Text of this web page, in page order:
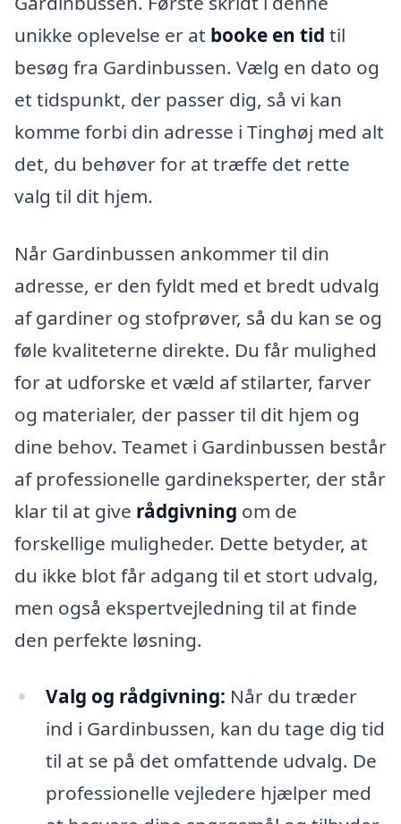
unikke oplevelse er at booke en tid til
besøg fra Gardinbussen. Vælg en dato og
et tidspunkt, der passer dig, så vi kan
komme forbi din adresse i Tinghøj med alt
det, du behøver for at træffe det rette
valg til dit hjem.
Når Gardinbussen ankommer til din
adresse, er den fyldt med et bredt udvalg
af gardiner og stofprøver, så du kan se og
føle kvaliteterne direkte. Du får mulighed
for at udforske et væld af stilarter, farver
og materialer, der passer til dit hjem og
dine behov. Teamet i Gardinbussen består
af professionelle gardineksperter, der står
klar til at give rådgivning om de
forskellige muligheder. Dette betyder, at
du ikke blot får adgang til et stort udvalg,
men også ekspertvejledning til at finde
den perfekte løsning.
Valg og rådgivning: Når du træder
ind i Gardinbussen, kan du tage dig tid
til at se på det omfattende udvalg. De
professionelle vejledere hjælper med